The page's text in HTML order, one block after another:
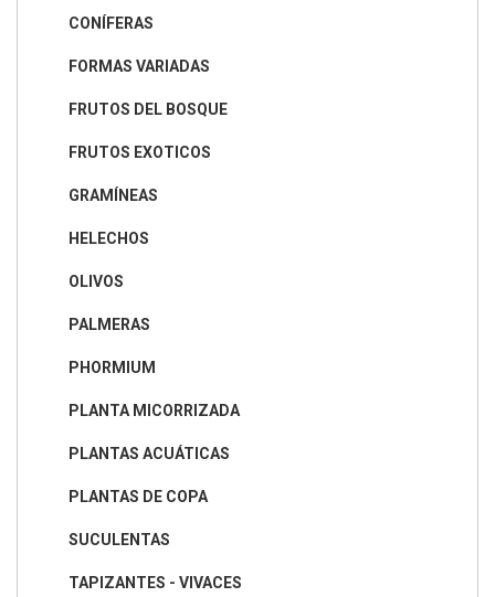
CONÍFERAS
FORMAS VARIADAS
FRUTOS DEL BOSQUE
FRUTOS EXOTICOS
GRAMÍNEAS
HELECHOS
OLIVOS
PALMERAS
PHORMIUM
PLANTA MICORRIZADA
PLANTAS ACUÁTICAS
PLANTAS DE COPA
SUCULENTAS
TAPIZANTES - VIVACES